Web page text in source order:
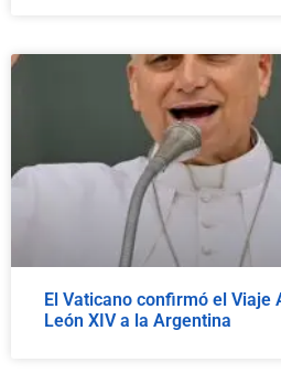
El Vaticano confirmó el Viaje
León XIV a la Argentina